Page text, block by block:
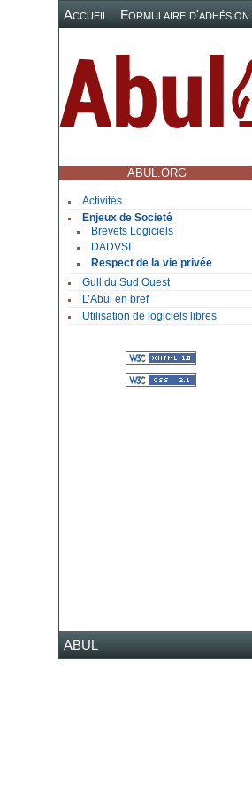
Accueil Formulaire d'adhésion
ABUL.ORG
Activités
Enjeux de Societé
Brevets Logiciels
DADVSI
Respect de la vie privée
Gull du Sud Ouest
L’Abul en bref
Utilisation de logiciels libres
ABUL